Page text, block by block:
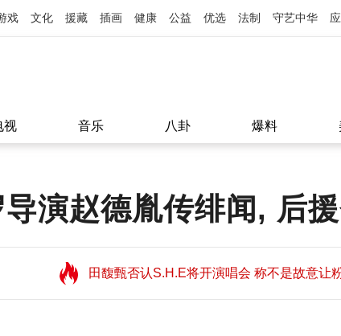
戏 文化 援藏 插画 健康 公益 优选 法制 守艺中华
视 音乐 八卦 爆料
演赵德胤传绯闻, 后
望11:08
田馥甄否认S.H.E将开演唱会 称不是故意让